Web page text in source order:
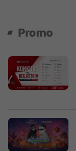
Promo